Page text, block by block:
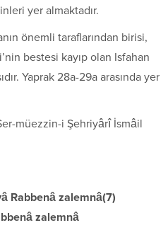
yer almaktadır.
önemli taraflarından birisi,
bestesi kayıp olan Isfahan
Yaprak 28a-29a arasında yer
müezzin-i Şehriyârî İsmâil
Rabbenâ zalemnâ(7)
zalemnâ